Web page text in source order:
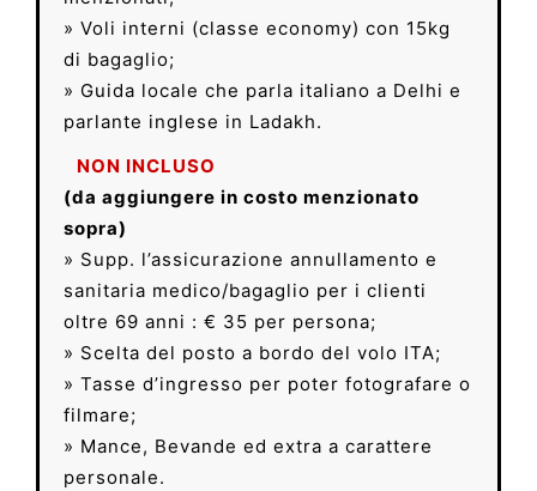
» Voli interni (classe economy) con 15kg
di bagaglio;
» Guida locale che parla italiano a Delhi e
parlante inglese in Ladakh.
NON INCLUSO
(da aggiungere in costo menzionato
sopra)
» Supp. l’assicurazione annullamento e
sanitaria medico/bagaglio per i clienti
oltre 69 anni : € 35 per persona;
» Scelta del posto a bordo del volo ITA;
» Tasse d’ingresso per poter fotografare o
filmare;
» Mance, Bevande ed extra a carattere
personale.